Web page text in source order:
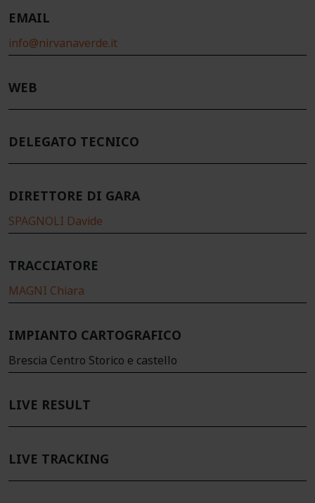
EMAIL
info@nirvanaverde.it
WEB
DELEGATO TECNICO
DIRETTORE DI GARA
SPAGNOLI Davide
TRACCIATORE
MAGNI Chiara
IMPIANTO CARTOGRAFICO
Brescia Centro Storico e castello
LIVE RESULT
LIVE TRACKING